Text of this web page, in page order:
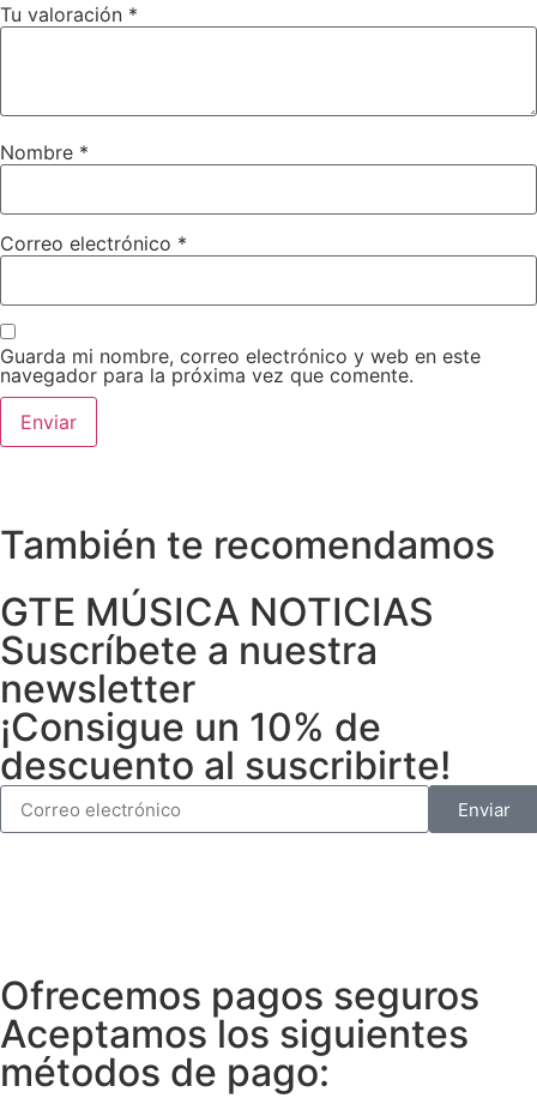
Tu valoración *
Nombre *
Correo electrónico *
Guarda mi nombre, correo electrónico y web en este
navegador para la próxima vez que comente.
También te recomendamos
GTE MÚSICA NOTICIAS
Suscríbete a nuestra
newsletter
¡Consigue un 10% de
descuento al suscribirte!
Enviar
Ofrecemos pagos seguros
Aceptamos los siguientes
métodos de pago: